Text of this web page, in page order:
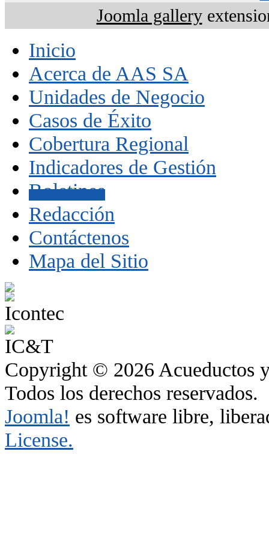
Joomla gallery
Inicio
Acerca de AAS SA
Unidades de Negocio
Casos de Éxito
Cobertura Regional
Indicadores de Gestión
Boletines
Redacción
Contáctenos
Mapa del Sitio
Copyright © 2026 Acueductos
Todos los derechos reservados.
Joomla! es software libre,
License.